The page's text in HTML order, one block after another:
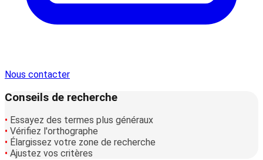
Nous contacter
Conseils de recherche
• Essayez des termes plus généraux
• Vérifiez l'orthographe
• Élargissez votre zone de recherche
• Ajustez vos critères